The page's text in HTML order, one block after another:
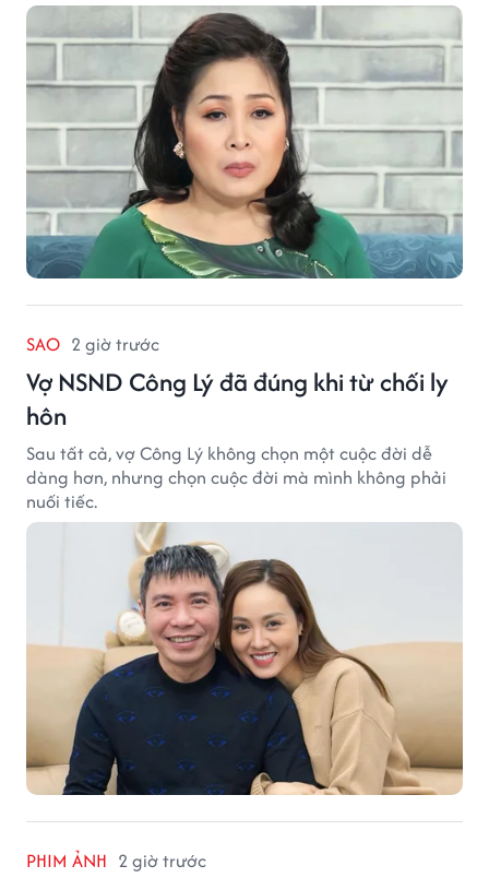
SAO 2 giờ trước
Vợ NSND Công Lý đã đúng khi từ chối ly
hôn
Sau tất cả, vợ Công Lý không chọn một cuộc đời dễ
dàng hơn, nhưng chọn cuộc đời mà mình không phải
nuối tiếc.
PHIM ẢNH 2 giờ trước